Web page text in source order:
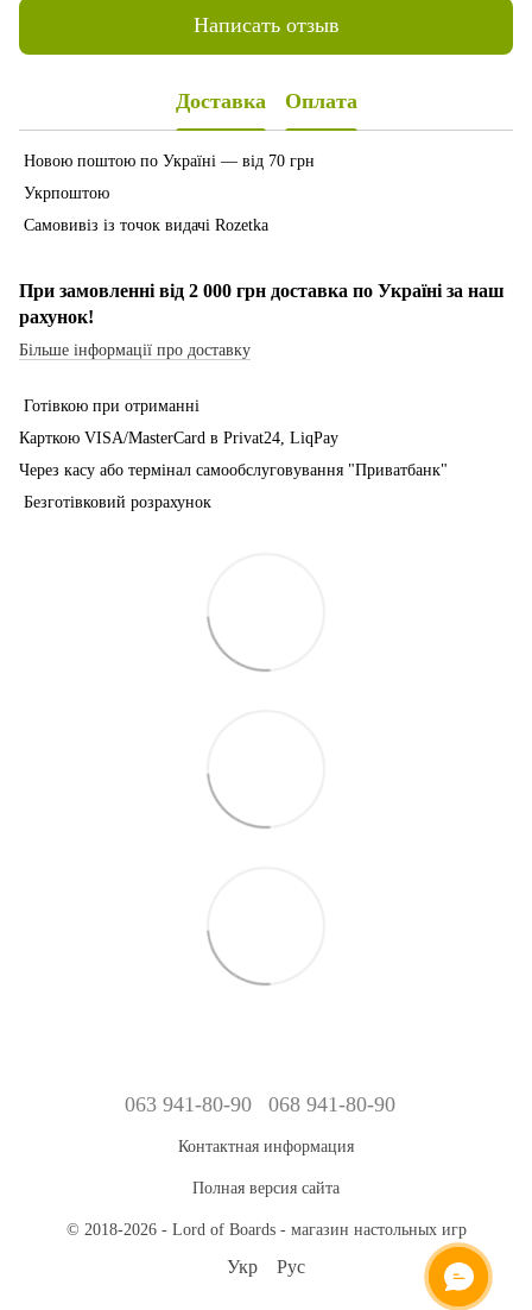
Написать отзыв
Доставка Оплата
Новою поштою по Україні — від 70 грн
Укрпоштою
Самовивіз із точок видачі Rozetka
При замовленні від 2 000 грн доставка по Україні за наш
рахунок!
Більше інформації про доставку
Готівкою при отриманні
Карткою VISA/MasterCard в Рrivat24, LiqPay
Через касу або термінал самообслуговування "Приватбанк"
Безготівковий розрахунок
063 941-80-90 068 941-80-90
Контактная информация
Полная версия сайта
© 2018-2026 - Lord of Boards - магазин настольных игр
Укр Рус